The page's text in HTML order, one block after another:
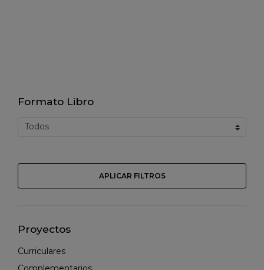
Formato Libro
APLICAR FILTROS
Proyectos
Curriculares